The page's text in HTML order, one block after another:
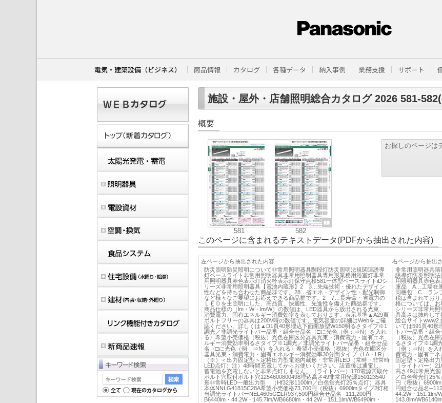
電気・建築設備（ビジネス） 商品情報 カタログ 各種データ 納入事例 業務支援 サポート
施設・屋外・店舗照明総合カタログ 2026 581-
概要
581 582
お探しのページは
このページに含まれるテキストデータ(PDFから抽出された内容)
左ページから抽出された内容
防災照明防災照明について非常用照明器具階段灯防災照明法規関連誘導
灯ベースライト非常用照明器具非常用照明器具専用形業務用浴室灯非常
用照明器具赤色表示灯消火栓表示灯保守点検581一体型ベースライトiDシ
リーズ非常用照明器具【電池内蔵形】2 3…先端技術・優れたデザイン
性などを持ち合わせた商品群です。28…省エネ・デザイン性・配光制御
など様々なご要望にお応えできる商品群です。2 7…長寿命・省電力の
ＬＥＤを主照明にした、高品質、快適性、先進性を備えた商品群です。
商品仕様の（lm・W・lm/W）の数値は、LED器具から放出される光束、
消費電力、固有エネルギー消費効率を表しております。表示基準▲A29頁
ボルトフリーの器具は200V時の数値です。電気容量の詳細はWebをご確
認ください。詳しくは▲D1頁40形埋込下面開放型W150明るさタイプ※1
調光／非調光ライトバー品番・組合せ品名〈□に光色（例：⇒N）を入れ
る〉希望小売価格（税抜）光色在庫区分器具光束・消費電力・固有エネ
ルギー消費効率明るさタイプ※1調光／非調光ライトバー品番・組合せ品
名〈□に光色（例：⇒N）を入れる〉希望小売価格（税抜）光色在庫区分
器具光束・消費電力・固有エネルギー消費効率30分間タイプ（LA・LR）
（※）＜出力固定型＞定格出力型電池内蔵形・非常用LED（常時・非常時
LED点灯）注）48時間充電してからお使いください。設置後は通電し、
蓄電池を充電しないと非常点灯しません。（ライトバー）170電源穴取付
ボルト穴取付ボルト穴1254600800498埋込高さ49非常用光源150123540
形非常時LED一般出力型 （Hf32形1100lm／白色蛍光灯25％点灯）器具
本体NNLG41815C28A希望小売価格73,700円（税抜）6900lmタイプ2灯相
当調光ライトバーNEL4605G□LR937,500円組合せ品名─111,200円
B6440lm・44.2W・145.7lm/WB6680lm・44.2W・151.1lm/WB6490lm・
右ページから抽出
非常用照明器具
誘導灯防災照明
用照明器具赤色
庫品 A…工場在
同梱包 C…ランプ
税は含まれてお
格については、
シリーズ非常用
具高さは抜粋して
総合サイト
いては591頁40形
トバー品番・組
（税抜）光色在
るさタイプ※1調
（例：⇒N）を入
費電力・固有エ
固定型＞定格出
（ライトバー）
高さ49非常用光
／白色蛍光灯25
円（税抜）
円組合せ品名
44.2W・151.1lm/
143.8lm/